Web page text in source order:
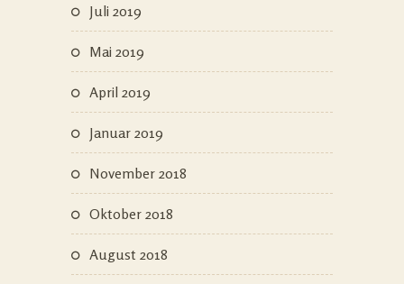
Juli 2019
Mai 2019
April 2019
Januar 2019
November 2018
Oktober 2018
August 2018